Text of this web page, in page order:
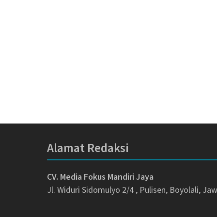
Alamat Redaksi
CV. Media Fokus Mandiri Jaya
Jl. Widuri Sidomulyo 2/4 , Pulisen, Boyolali,